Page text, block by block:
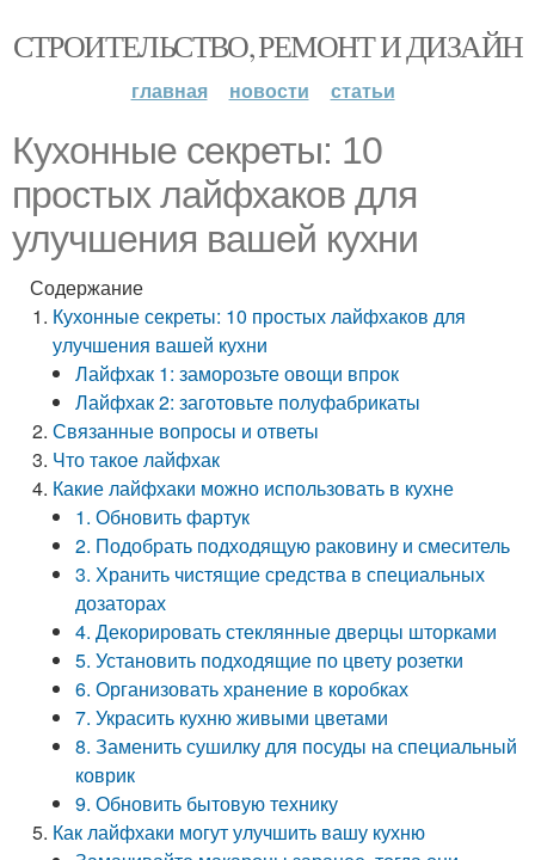
СТРОИТЕЛЬСТВО, РЕМОНТ И ДИЗАЙН
главная новости статьи
Кухонные секреты: 10
простых лайфхаков для
улучшения вашей кухни
Содержание
Кухонные секреты: 10 простых лайфхаков для
улучшения вашей кухни
Лайфхак 1: заморозьте овощи впрок
Лайфхак 2: заготовьте полуфабрикаты
Связанные вопросы и ответы
Что такое лайфхак
Какие лайфхаки можно использовать в кухне
1. Обновить фартук
2. Подобрать подходящую раковину и смеситель
3. Хранить чистящие средства в специальных
дозаторах
4. Декорировать стеклянные дверцы шторками
5. Установить подходящие по цвету розетки
6. Организовать хранение в коробках
7. Украсить кухню живыми цветами
8. Заменить сушилку для посуды на специальный
коврик
9. Обновить бытовую технику
Как лайфхаки могут улучшить вашу кухню